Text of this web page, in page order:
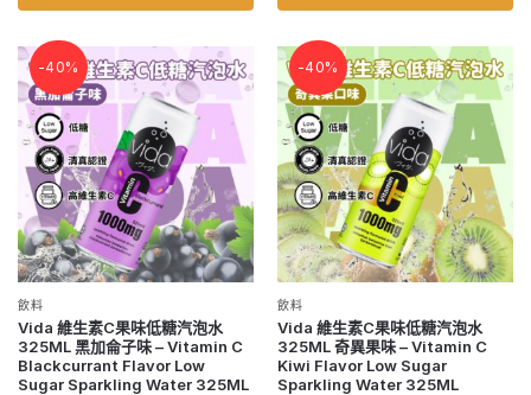
-40%
飲料
Vida 維生素C果味低糖汽泡水
325ML 黑加侖子味 – Vitamin C
Blackcurrant Flavor Low
Sugar Sparkling Water 325ML
-40%
飲料
Vida 維生素C果味低糖汽泡水
325ML 奇異果味 – Vitamin C
Kiwi Flavor Low Sugar
Sparkling Water 325ML